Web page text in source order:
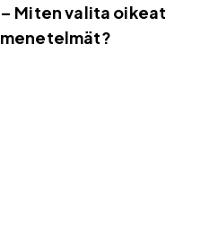
– Miten valita oikeat
menetelmät?